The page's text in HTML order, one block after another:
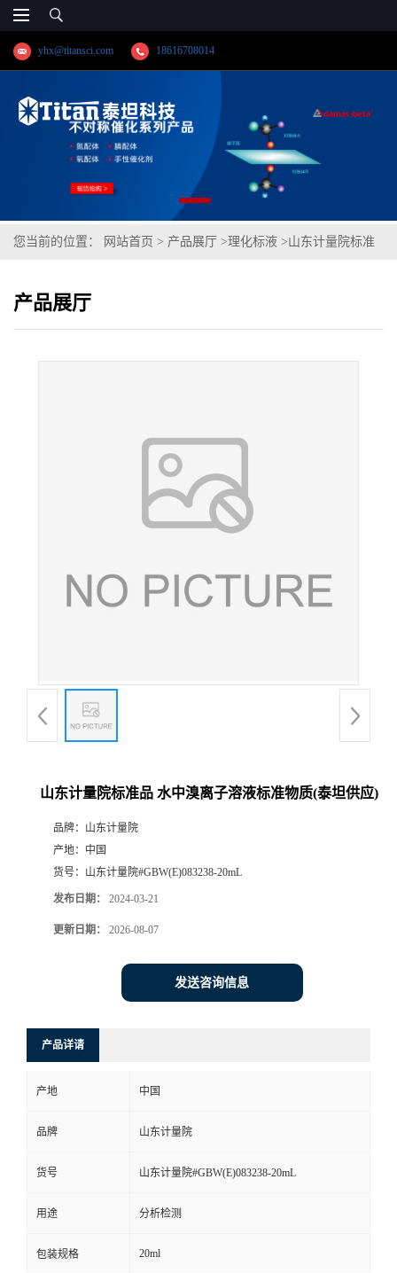
yhx@titansci.com 18616708014
您当前的位置： 网站首页 > 产品展厅 >理化标液 >山东计量院标准
产品展厅
山东计量院标准品 水中溴离子溶液标准物质(泰坦供应)
品牌： 山东计量院
产地： 中国
货号： 山东计量院#GBW(E)083238-20mL
发布日期： 2024-03-21
更新日期： 2026-08-07
发送咨询信息
产品详请
产地 中国
品牌 山东计量院
货号 山东计量院#GBW(E)083238-20mL
用途 分析检测
包装规格 20ml